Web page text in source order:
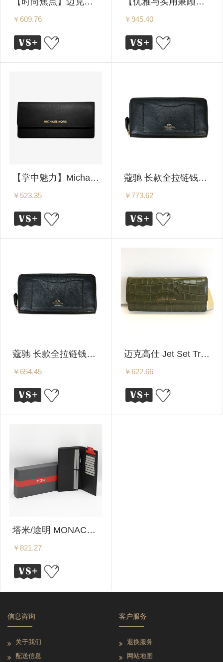
￥609.76 ￥945.40
【掌中魅力】Michael Kors/MK 迈克高仕 Jet Set Travel 女士钱夹/钱包 32F3GTVE7L 多色可选
￥523.35
蔻驰 长款全拉链钱包 F54007 内衬不带LOGO 多色可选
￥773.62
蔻驰 长款全拉链钱包 F54007 内衬不带LOGO IMBLK
￥654.45
迈克高仕 Jet Set Travel 时尚单品长钱包 32F7GF6F2E 多色可选
￥622.66
塔米/途明 MONACO系列 男士时尚超薄纯色粒面纹理长款钱包 119843DID
￥821.27
信息咨询
关于我们
配送信息
客户服务
退换服务
网站地图